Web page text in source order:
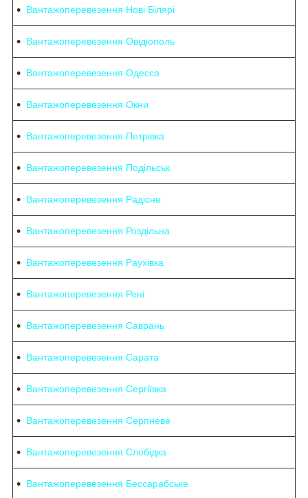
Вантажоперевезення Нові Білярі
Вантажоперевезення Овідіополь
Вантажоперевезення Одесса
Вантажоперевезення Окни
Вантажоперевезення Петрівка
Вантажоперевезення Подільськ
Вантажоперевезення Радісне
Вантажоперевезення Роздільна
Вантажоперевезення Раухівка
Вантажоперевезення Рені
Вантажоперевезення Саврань
Вантажоперевезення Сарата
Вантажоперевезення Сергіївка
Вантажоперевезення Серпневе
Вантажоперевезення Слобідка
Вантажоперевезення Бессарабське